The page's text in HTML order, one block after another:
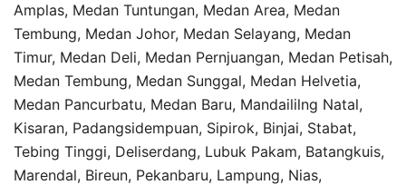
Amplas, Medan Tuntungan, Medan Area, Medan
Tembung, Medan Johor, Medan Selayang, Medan
Timur, Medan Deli, Medan Pernjuangan, Medan Petisah,
Medan Tembung, Medan Sunggal, Medan Helvetia,
Medan Pancurbatu, Medan Baru, Mandaililng Natal,
Kisaran, Padangsidempuan, Sipirok, Binjai, Stabat,
Tebing Tinggi, Deliserdang, Lubuk Pakam, Batangkuis,
Marendal, Bireun, Pekanbaru, Lampung, Nias,